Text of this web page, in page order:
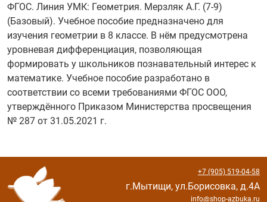
ФГОС. Линия УМК: Геометрия. Мерзляк А.Г. (7-9)
(Базовый). Учебное пособие предназначено для
изучения геометрии в 8 классе. В нём предусмотрена
уровневая дифференциация, позволяющая
формировать у школьников познавательный интерес к
математике. Учебное пособие разработано в
соответствии со всеми требованиями ФГОС ООО,
утверждённого Приказом Министерства просвещения
№ 287 от 31.05.2021 г.
+7 (905) 519-04-58
г.Мытищи, ул.Борисовка, д.4А
info@shop-azbuka.ru